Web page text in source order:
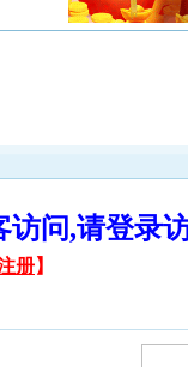
访问,请登
册】